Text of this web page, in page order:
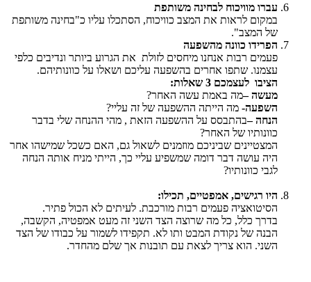
עברו מוויכוח לבחינה משותפת
במקום לראות את המצב כוויכוח, הסתכלו עליו כ"בחינה משותפת
של המצב".
הפרידו כוונה מהשפעה
פעמים רבות אנחנו מיחסים לזולת את הגרוע ביותר ונדיבים כלפי
עצמנו. שתפו אחרים בהשפעה עליכם ושאלו על כוונותיהם.
הציבו לעצמכם 3 שאלות:
מעשה –מה באמת עשה האחר?
השפעה- מה הייתה ההשפעה של זה עליי?
הנחה –בהתבסס על ההשפעה הזאת , מהי ההנחה שלי בדבר
כוונותיו של האחר?
המצטיינים שביניכם מוזמנים לשאול גם, האם כשכל שמישהו אחר
היה עושה דבר דומה שמשפיע עליי כך, הייתי מניח אותה הנחה
לגבי כוונותיו?
היו רגישים, אמפטיים, תכילו:
הסיטואציה פעמים רבות מורכבת. לעיתים לא הכול פתיר.
בדרך כלל, כל מה שרוצה הצד השני זה מעט אמפטיה, הקשבה,
הבנה של נקודת המבט ותו לא. תקפידו לשמור על כבודו של הצד
השני. הוא צריך לצאת עם תובנות אך שלם מהחדר.